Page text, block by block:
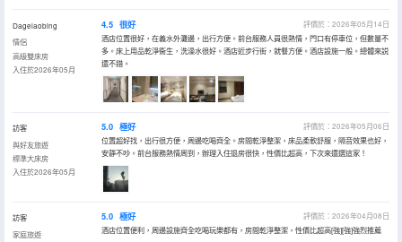
Dagelaobing
情侶
高級雙床房
入住於2026年05月
4.5 很好
評價於：2026年05月14日
酒店位置很好，在義水外灘邊，出行方便。前台服務人員很熱情，門口有停車位，但數量不
多。床上用品乾淨衞生，洗澡水很好。酒店近步行街，就餐方便。酒店設施一般。總體來説
還不錯。
訪客
與好友旅遊
標準大床房
入住於2026年05月
5.0 極好
評價於：2026年05月06日
位置超好找，出行很方便，周邊吃喝齊全。房間乾淨整潔，床品柔軟舒服，隔音效果也好，
安靜不吵。前台服務熱情周到，辦理入住退房很快，性價比超高，下次來還選這家！
訪客
家庭旅遊
5.0 極好
評價於：2026年04月08日
酒店位置便利，周邊設施齊全吃喝玩樂都有，房間乾淨整潔，性價比超高[強][強]強烈推薦